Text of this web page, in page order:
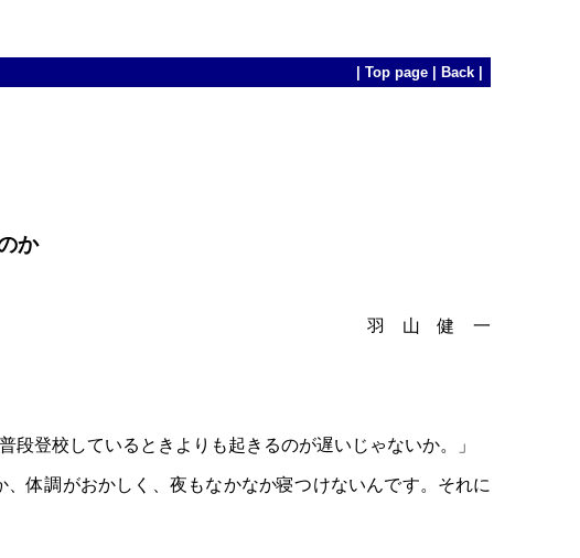
Top page| Back|
か
羽 山 健 一
登校しているときよりも起きるのが遅いじゃないか。」
体調がおかしく、夜もなかなか寝つけないんです。それに